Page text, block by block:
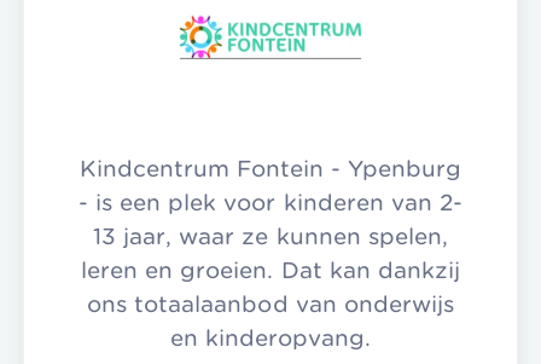
Kindcentrum Fontein - Ypenburg
- is een plek voor kinderen van 2-
13 jaar, waar ze kunnen spelen,
leren en groeien. Dat kan dankzij
ons totaalaanbod van onderwijs
en kinderopvang.